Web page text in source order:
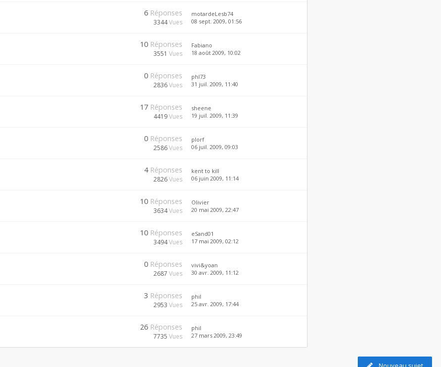
6 Réponses
3344Vues
motardeLesb74
08 sept. 2009, 01:56
10 Réponses
3551 Vues
Fabiano
18 août 2009, 10:02
0 Réponses
2836Vues
phl73
31 juil. 2009, 11:40
17 Réponses
4419Vues
sheene
19 juil. 2009, 11:39
0 Réponses
2586Vues
plorf
06 juil. 2009, 09:03
4 Réponses
2826Vues
kent to kill
06 juin 2009, 11:14
10 Réponses
3634Vues
Olivier
20 mai 2009, 22:47
10 Réponses
3494Vues
eSand01
17 mai 2009, 02:12
0 Réponses
2687 Vues
vivi&yoan
30 avr. 2009, 11:12
3 Réponses
2953 Vues
phil
25 avr. 2009, 17:44
26 Réponses
7735 Vues
phil
27 mars 2009, 23:49